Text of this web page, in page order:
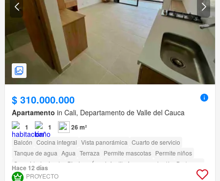
$ 310.000.000
Apartamento in Cali, Departamento de Valle del Cauca
1 1 26 m²
Balcón Cocina integral Vista panorámica Cuarto de servicio
Tanque de agua Agua Terraza Permite mascotas Permite niños
Seguridad privada
Piscina Área infantil Ascensor Jardín
Barbecue
Caseta de vigilancia
Hace 12 días
PROYECTO